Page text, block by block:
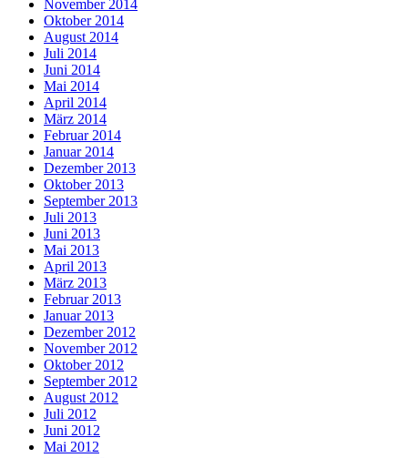
November 2014
Oktober 2014
August 2014
Juli 2014
Juni 2014
Mai 2014
April 2014
März 2014
Februar 2014
Januar 2014
Dezember 2013
Oktober 2013
September 2013
Juli 2013
Juni 2013
Mai 2013
April 2013
März 2013
Februar 2013
Januar 2013
Dezember 2012
November 2012
Oktober 2012
September 2012
August 2012
Juli 2012
Juni 2012
Mai 2012